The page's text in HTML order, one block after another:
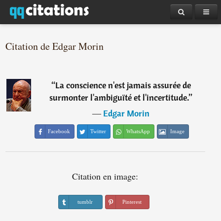
Citation de Edgar Morin
“La conscience n'est jamais assurée de
surmonter l'ambiguïté et l'incertitude.”
―Edgar Morin
Facebook Twitter WhatsApp Image
Citation en image:
tumblr Pinterest